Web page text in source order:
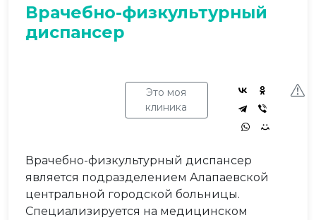
Врачебно-физкультурный
диспансер
Это моя
клиника
Врачебно-физкультурный диспансер
является подразделением Алапаевской
центральной городской больницы.
Специализируется на медицинском